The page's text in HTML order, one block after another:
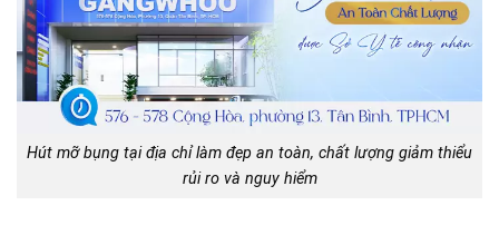
Hút mỡ bụng tại địa chỉ làm đẹp an toàn, chất lượng giảm thiểu
rủi ro và nguy hiểm